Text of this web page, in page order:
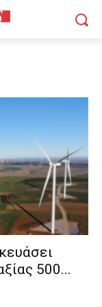
500...